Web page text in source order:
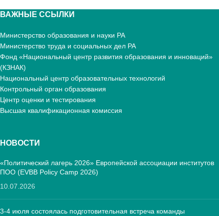
ВАЖНЫЕ ССЫЛКИ
Министерство образования и науки РА
Министерство труда и социальных дел РА
Фонд «Национальный центр развития образования и инноваций»
(КЗНАК)
Национальный центр образовательных технологий
Контрольный орган образования
Центр оценки и тестирования
Высшая квалификационная комиссия
НОВОСТИ
«Политический лагерь 2026» Европейской ассоциации институтов
ПОО (EVBB Policy Camp 2026)
10.07.2026
3-4 июля состоялась подготовительная встреча команды